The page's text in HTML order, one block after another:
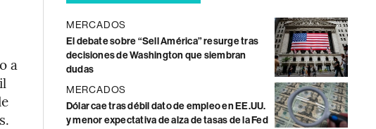
a
MERCADOS
El debate sobre “Sell América” resurge tras
decisiones de Washington que siembran
dudas
MERCADOS
Dólar cae tras débil dato de empleo en EE.UU.
y menor expectativa de alza de tasas de la Fed